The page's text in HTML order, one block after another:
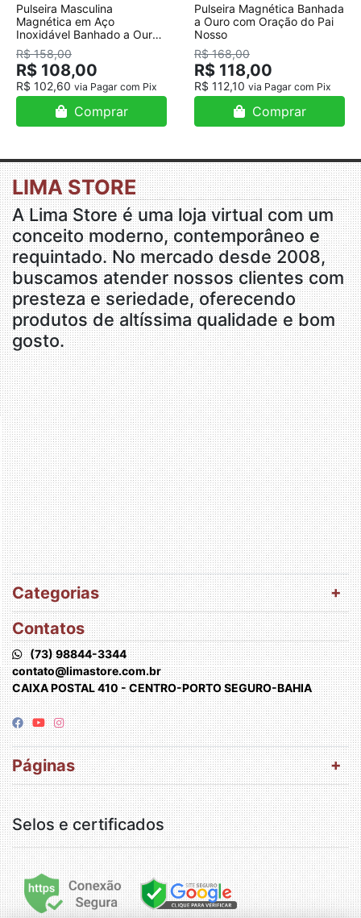
Pulseira Masculina
Magnética em Aço
Inoxidável Banhado a Ouro
18K
R$ 158,00
R$ 108,00
R$ 102,60 via Pagar com Pix
Comprar
Pulseira Magnética Banhada
a Ouro com Oração do Pai
Nosso
R$ 168,00
R$ 118,00
R$ 112,10 via Pagar com Pix
Comprar
LIMA STORE
A Lima Store é uma loja virtual com um
conceito moderno, contemporâneo e
requintado. No mercado desde 2008,
buscamos atender nossos clientes com
presteza e seriedade, oferecendo
produtos de altíssima qualidade e bom
gosto.
Categorias
Contatos
(73) 98844-3344
contato@limastore.com.br
CAIXA POSTAL 410 - CENTRO-PORTO SEGURO-BAHIA
Páginas
Selos e certificados